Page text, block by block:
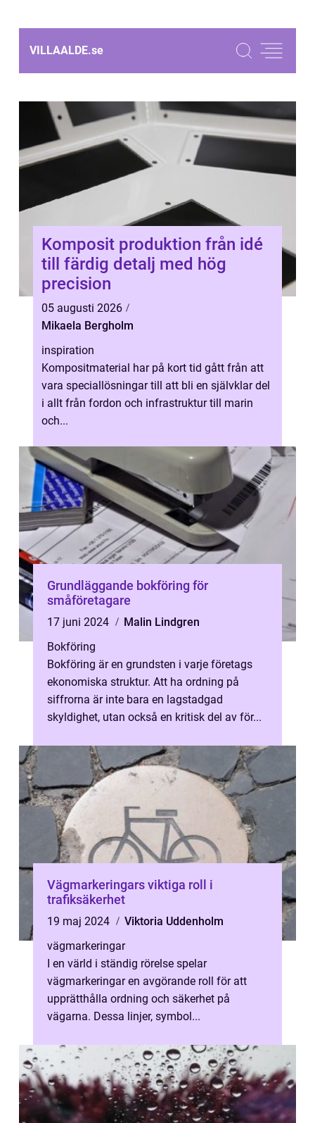
VILLAALDE.se
Komposit produktion från idé
till färdig detalj med hög
precision
05 augusti 2026
Mikaela Bergholm
inspiration
Kompositmaterial har på kort tid gått från att
vara speciallösningar till att bli en självklar del
i allt från fordon och infrastruktur till marin
och...
Grundläggande bokföring för
småföretagare
17 juni 2024
Malin Lindgren
Bokföring
Bokföring är en grundsten i varje företags
ekonomiska struktur. Att ha ordning på
siffrorna är inte bara en lagstadgad
skyldighet, utan också en kritisk del av för...
Vägmarkeringars viktiga roll i
trafiksäkerhet
19 maj 2024
Viktoria Uddenholm
vägmarkeringar
I en värld i ständig rörelse spelar
vägmarkeringar en avgörande roll för att
upprätthålla ordning och säkerhet på
vägarna. Dessa linjer, symbol...